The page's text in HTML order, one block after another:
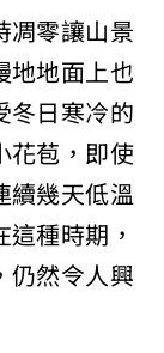
零讓山景
地面上也
日寒冷的
苞，即使
幾天低溫
種時期，
然令人興